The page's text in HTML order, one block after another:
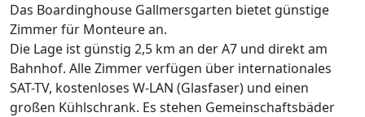
Das Boardinghouse Gallmersgarten bietet günstige
Zimmer für Monteure an.
Die Lage ist günstig 2,5 km an der A7 und direkt am
Bahnhof. Alle Zimmer verfügen über internationales
SAT-TV, kostenloses W-LAN (Glasfaser) und einen
großen Kühlschrank. Es stehen Gemeinschaftsbäder